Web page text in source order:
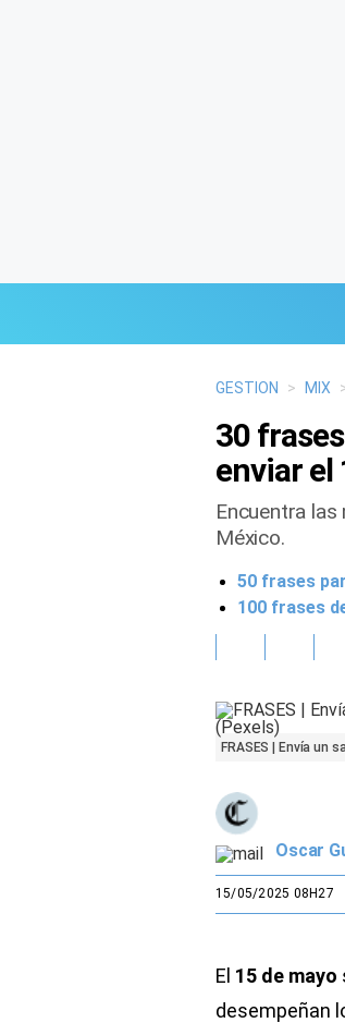
GESTION > MIX
30
enviar el
Encuentra
México.
50 frases
100 frases
FRASES | Envía un
Oscar
15/05/2025 08H27
El 15 de mayo
desempeñan